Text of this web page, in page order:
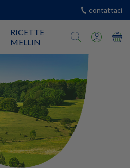
contattaci
RICETTE
MELLIN